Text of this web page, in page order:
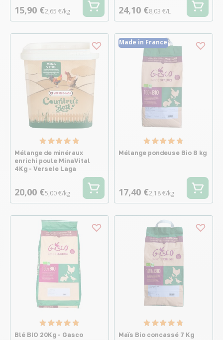
15,90 €2,65 €/kg 24,10 €8,03 €/L
Mélange de minéraux
enrichi poule MinaVital
4Kg - Versele Laga
20,00 €5,00 €/kg
Made in France
Mélange pondeuse Bio 8 kg
17,40 €2,18 €/kg
Blé BIO 20Kg - Gasco Maïs Bio concassé 7 Kg